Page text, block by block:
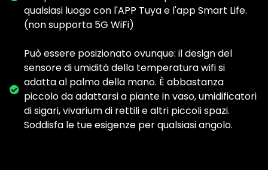
qualsiasi luogo con l'APP Tuya e l'app Smart Life.
(non supporta 5G WiFi)
Può essere posizionato ovunque: il design del
sensore di umidità della temperatura wifi si
adatta al palmo della mano. È abbastanza
piccolo da adattarsi a piante in vaso, umidificatori
di sigari, vivarium di rettili e altri piccoli spazi.
Soddisfa le tue esigenze per qualsiasi angolo.